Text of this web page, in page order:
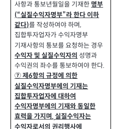
사항과 통보년월일을 기재한 명부
(“실질수익자명부”라 한다 이하
같다)를 작성하여야 하며,
집합투자업자가 수익자명부
기재사항의 통보를 요청하는 경우
수익자 및 실질수익자의 성명과
수익권의 좌수를 통보하여야 한다.
⑦ 제6항의 규정에 의한
실질수익자명부에의 기재는
집합투자업자에 대하여
수익자명부에의 기재와 동일한
효력을 가지며,실질수익자는
수익자로서의 권리행사에